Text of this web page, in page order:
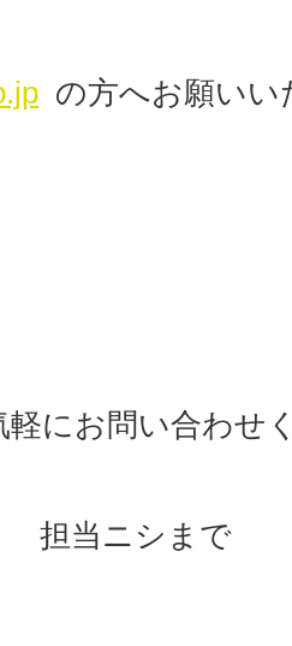
の方へお願いい
軽にお問い合わせ
担当ニシまで